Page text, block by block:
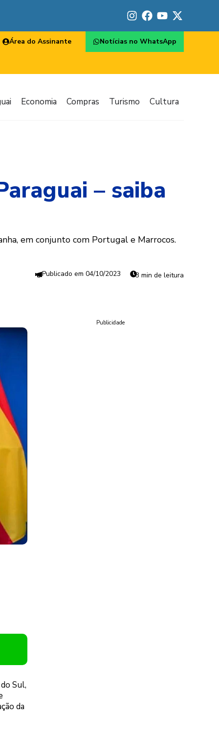
Área do Assinante Notícias no WhatsApp
Economia Compras Turismo Cultura
– saiba
em conjunto com Portugal e Marrocos.
04/10/2023 3 min de leitura
Sul,
da
Publicidade